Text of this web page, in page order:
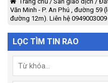
Văn Minh - P. An Phú , đường 59
đường 12m). Liên hệ 0949003009
LỌC TÌM TIN RAO